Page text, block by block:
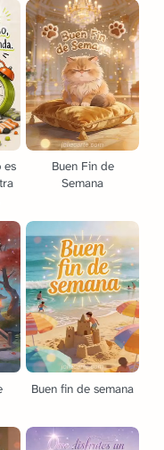
es
Buen Fin de
Semana
Buen fin de semana